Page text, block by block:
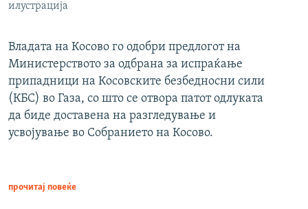
илустрација
Владата на Косово го одобри предлогот на
Министерството за одбрана за испраќање
припадници на Косовските безбедносни сили
(КБС) во Газа, со што се отвора патот одлуката
да биде доставена на разгледување и
усвојување во Собранието на Косово.
прочитај повеќе